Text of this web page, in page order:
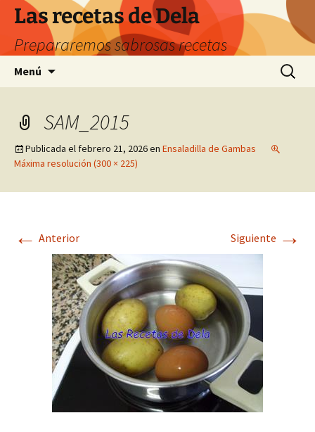
Saltar
contenido
Las recetas de Dela
Prepararemos sabrosas recetas
Menú Buscar:
SAM_2015
Publicada el febrero 21, 2026en Ensaladilla de Gambas
Máxima resolución (300 × 225)
← Anterior Siguiente →